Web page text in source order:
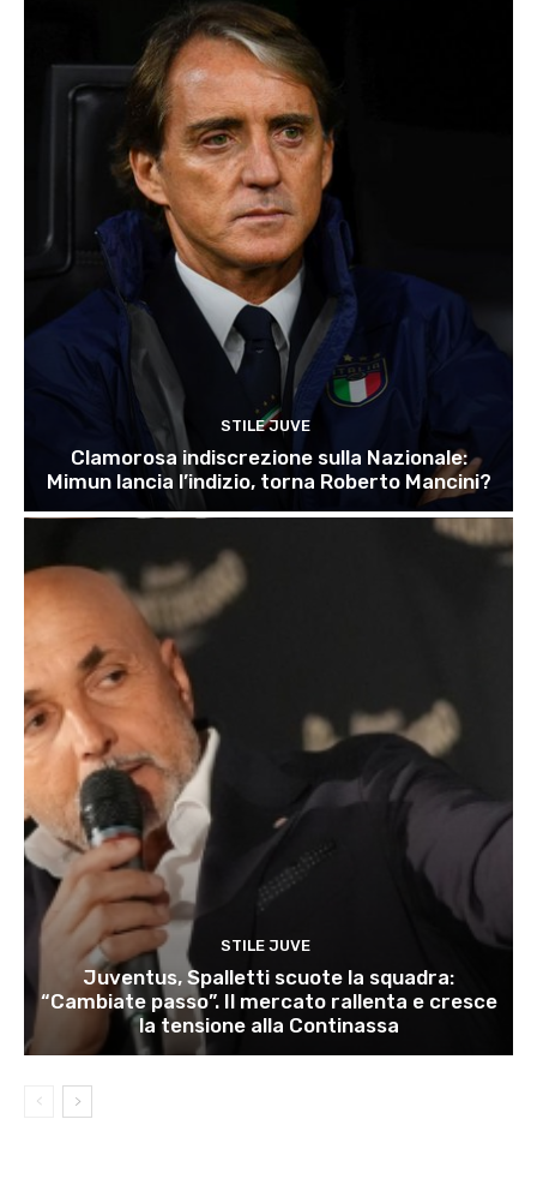
STILE JUVE
Clamorosa indiscrezione sulla Nazionale:
Mimun lancia l’indizio, torna Roberto Mancini?
STILE JUVE
Juventus, Spalletti scuote la squadra:
“Cambiate passo”. Il mercato rallenta e cresce
la tensione alla Continassa